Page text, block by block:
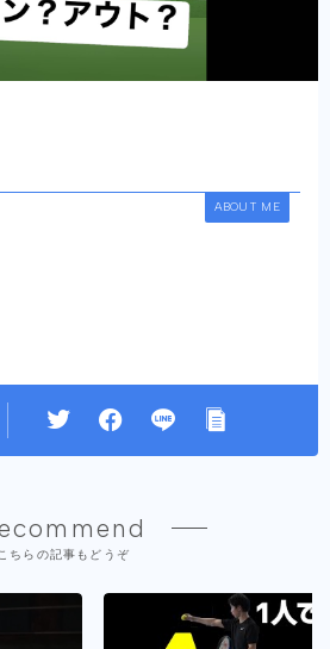
ABOUT ME
ちらの記事もどうぞ